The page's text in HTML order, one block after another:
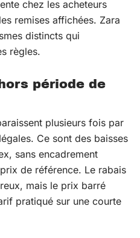
chez les acheteurs
remises affichées. Zara
distincts qui
règles.
période de
plusieurs fois par
Ce sont des baisses
sans encadrement
de référence. Le rabais
mais le prix barré
pratiqué sur une courte